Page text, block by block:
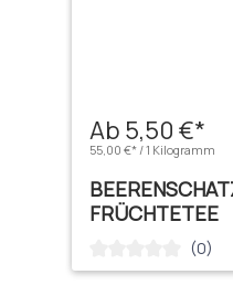
Ab 5,50 €*
55,00 €* / 1 Kilogramm
FRÜCHTETEE
Durchschnittliche
(0)